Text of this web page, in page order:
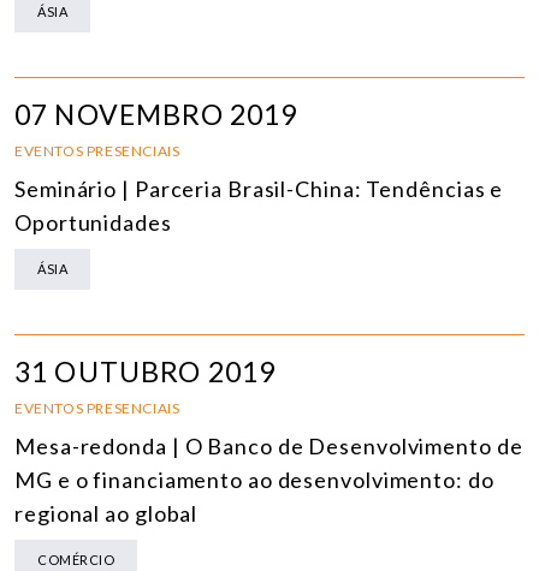
ÁSIA
07 NOVEMBRO 2019
EVENTOS PRESENCIAIS
Seminário | Parceria Brasil-China: Tendências e
Oportunidades
ÁSIA
31 OUTUBRO 2019
EVENTOS PRESENCIAIS
Mesa-redonda | O Banco de Desenvolvimento de
MG e o financiamento ao desenvolvimento: do
regional ao global
COMÉRCIO